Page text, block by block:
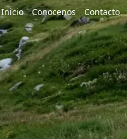
Inicio Conocenos Contacto